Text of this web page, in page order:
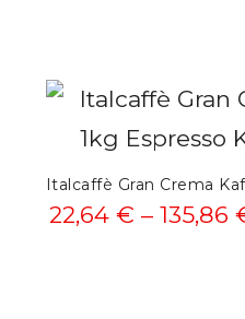
Italcaffè Gran Crema
22,64 € – 135,86